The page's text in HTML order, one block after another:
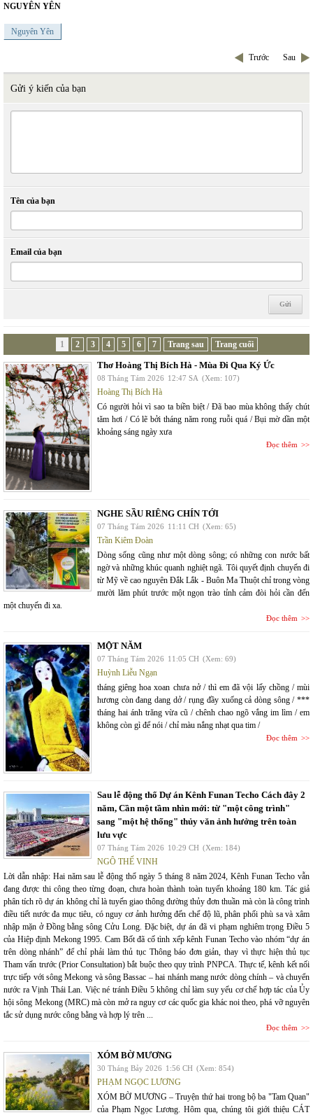
NGUYÊN YÊN
Nguyên Yên
Trước Sau
Gửi ý kiến của bạn
Tên của bạn
Email của bạn
1 2 3 4 5 6 7 Trang sau Trang cuối
Thơ Hoàng Thị Bích Hà - Mùa Đi Qua Ký Ức
08 Tháng Tám 2026 12:47 SA (Xem: 107)
Hoàng Thị Bích Hà
Có người hỏi vì sao ta biền biệt / Đã bao mùa không thấy chút
tăm hơi / Có lẽ bởi tháng năm rong ruỗi quá / Bụi mờ dần một
khoảng sáng ngày xưa
Đọc thêm
NGHE SẦU RIÊNG CHÍN TỚI
07 Tháng Tám 2026 11:11 CH (Xem: 65)
Trần Kiêm Đoàn
Dòng sống cũng như một dòng sông; có những con nước bất
ngờ và những khúc quanh nghiệt ngã. Tôi quyết định chuyến đi
từ Mỹ về cao nguyên Đắk Lắk - Buôn Ma Thuột chỉ trong vòng
mười lăm phút trước một ngọn trào tỉnh cảm đòi hỏi cần đến
một chuyến đi xa.
Đọc thêm
MỘT NĂM
07 Tháng Tám 2026 11:05 CH (Xem: 69)
Huỳnh Liễu Ngạn
tháng giêng hoa xoan chưa nở / thì em đã vội lấy chồng / mùi
hương còn đang dang dở / rụng đầy xuống cả dòng sông / ***
tháng hai ánh trăng vừa cũ / chênh chao ngõ vắng im lìm / em
không còn gì để nói / chỉ màu nắng nhạt qua tim /
Đọc thêm
Sau lễ động thổ Dự án Kênh Funan Techo Cách đây 2
năm, Cần một tầm nhìn mới: từ "một công trình"
sang "một hệ thống" thủy văn ảnh hưởng trên toàn
lưu vực
07 Tháng Tám 2026 10:29 CH (Xem: 184)
NGÔ THẾ VINH
Lời dẫn nhập: Hai năm sau lễ động thổ ngày 5 tháng 8 năm 2024, Kênh Funan Techo vẫn
đang được thi công theo từng đoạn, chưa hoàn thành toàn tuyến khoảng 180 km. Tác giả
phân tích rõ dự án không chỉ là tuyến giao thông đường thủy đơn thuần mà còn là công trình
điều tiết nước đa mục tiêu, có nguy cơ ảnh hưởng đến chế độ lũ, phân phối phù sa và xâm
nhập mặn ở Đồng bằng sông Cửu Long. Đặc biệt, dự án đã vi phạm nghiêm trọng Điều 5
của Hiệp định Mekong 1995. Cam Bốt đã cố tình xếp kênh Funan Techo vào nhóm “dự án
trên dòng nhánh” để chỉ phải làm thủ tục Thông báo đơn giản, thay vì thực hiện thủ tục
Tham vấn trước (Prior Consultation) bắt buộc theo quy trình PNPCA. Thực tế, kênh kết nối
trực tiếp với sông Mekong và sông Bassac – hai nhánh mang nước dòng chính – và chuyển
nước ra Vịnh Thái Lan. Việc né tránh Điều 5 không chỉ làm suy yếu cơ chế hợp tác của Ủy
hội sông Mekong (MRC) mà còn mở ra nguy cơ các quốc gia khác noi theo, phá vỡ nguyên
tắc sử dụng nước công bằng và hợp lý trên ...
Đọc thêm
XÓM BỜ MƯƠNG
30 Tháng Bảy 2026 1:56 CH (Xem: 854)
PHẠM NGỌC LƯƠNG
XÓM BỜ MƯƠNG – Truyện thứ hai trong bộ ba "Tam Quan"
của Phạm Ngọc Lương. Hôm qua, chúng tôi giới thiệu CÁT